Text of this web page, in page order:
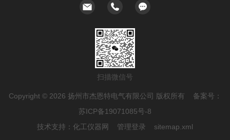
扫描微信号
Copyright © 2026 扬州市杰恩特电气有限公司 版权所有 备案号：
苏ICP备19071085号-8
技术支持： 化工仪器网 管理登录 sitemap.xml